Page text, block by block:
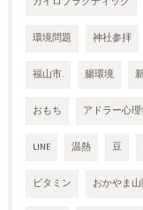
環境問題 神社参拝
福山市. 腸環境
おもち アドラー心
LINE 温熱 豆
ビタミン おかやま